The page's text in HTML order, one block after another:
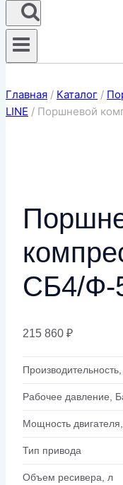
Главная / Каталог /
LINE / Поршневой
СБ4/Ф-
215 860 ₽
Рабочее давление,
Мощность
Тип привода
Объем ресивера, л